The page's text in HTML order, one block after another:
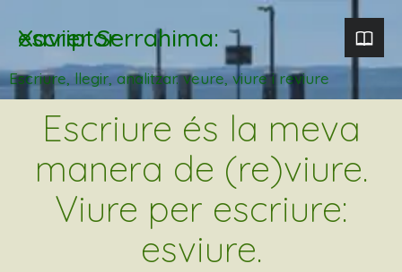
Xavier Serrahima: escriptor
Escriure, llegir, analitzar. veure, viure i reviure
Escriure és la meva
manera de (re)viure.
Viure per escriure:
esviure.